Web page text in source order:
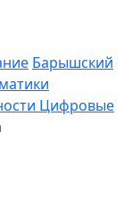
Барышский
Цифровые